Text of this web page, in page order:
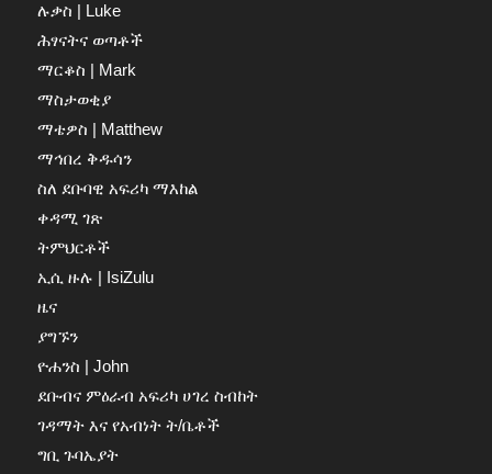
ሉቃስ | Luke
ሕፃናትና ወጣቶች
ማርቆስ | Mark
ማስታወቂያ
ማቴዎስ | Matthew
ማኅበረ ቅዱሳን
ስለ ደቡባዊ አፍሪካ ማእከል
ቀዳሚ ገጽ
ትምህርቶች
ኢሲ ዙሉ | IsiZulu
ዜና
ያግኙን
ዮሐንስ | John
ደቡብና ምዕራብ አፍሪካ ሀገረ ስብከት
ገዳማት እና የአብነት ት/ቤቶች
ግቢ ጉባኤያት